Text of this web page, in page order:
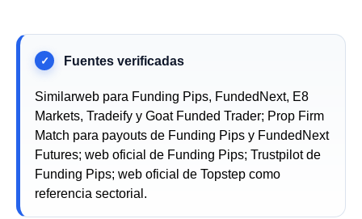
Similarweb para Funding Pips, FundedNext, E8
Markets, Tradeify y Goat Funded Trader; Prop Firm
Match para payouts de Funding Pips y FundedNext
Futures; web oficial de Funding Pips; Trustpilot de
Funding Pips; web oficial de Topstep como
referencia sectorial.